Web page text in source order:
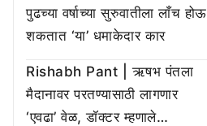
पुढच्या वर्षाच्या सुरुवातीला लाँच होऊ
शकतात ‘या’ धमाकेदार कार
Rishabh Pant | ऋषभ पंतला
मैदानावर परतण्यासाठी लागणार
‘एवढा’ वेळ, डॉक्टर म्हणाले…